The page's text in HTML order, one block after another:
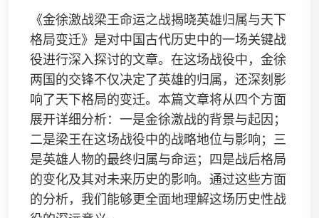
《金徐激战梁王命运之战揭晓英雄归属与天下
格局变迁》是对中国古代历史中的一场关键战
役进行深入探讨的文章。在这场战役中，金徐
两国的交锋不仅决定了英雄的归属，还深刻影
响了天下格局的变迁。本篇文章将从四个方面
展开详细分析：一是金徐激战的背景与起因；
二是梁王在这场战役中的战略地位与影响；三
是英雄人物的最终归属与命运；四是战后格局
的变化及其对未来历史的影响。通过这些方面
的分析，我们能够更全面地理解这场历史性战